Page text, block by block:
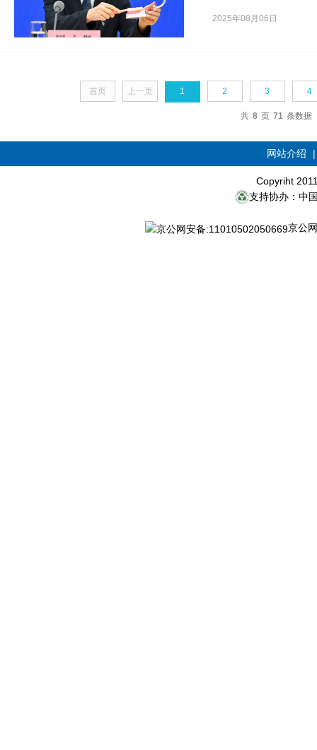
2025年08月06日
首页 上一页 1 2 3 4
共 8 页 71 条数据
网站介绍
Copyriht
支持协办：中
京公